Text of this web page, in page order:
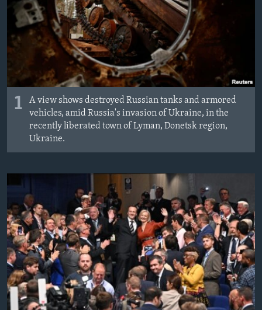
MAGAZIN
O GLASU AMERIKE
Learning English
PRATITE NAS
1
A view shows destroyed Russian tanks and armored
vehicles, amid Russia's invasion of Ukraine, in the
recently liberated town of Lyman, Donetsk region,
Ukraine.